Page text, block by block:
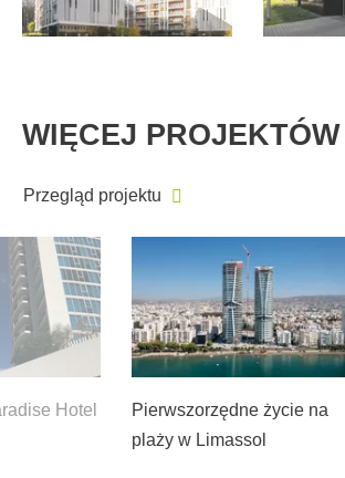
WIĘCEJ PROJEKTÓW
Przegląd projektu
Hotel
Pierwszorzędne życie na
plaży w Limassol